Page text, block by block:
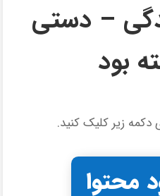
– دستی
بود
دکمه زیر کلیک کنید.
محتوا